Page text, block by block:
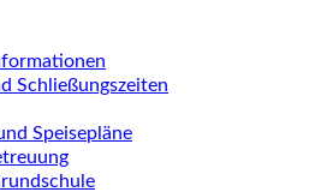
Schließungszeiten
Speisepläne